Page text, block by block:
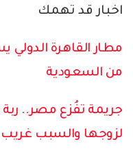
اخبار قد تهمك
مطار القاهرة الدولي
من السعودية
جريمة تفُزع مصر..
لزوجها والسبب